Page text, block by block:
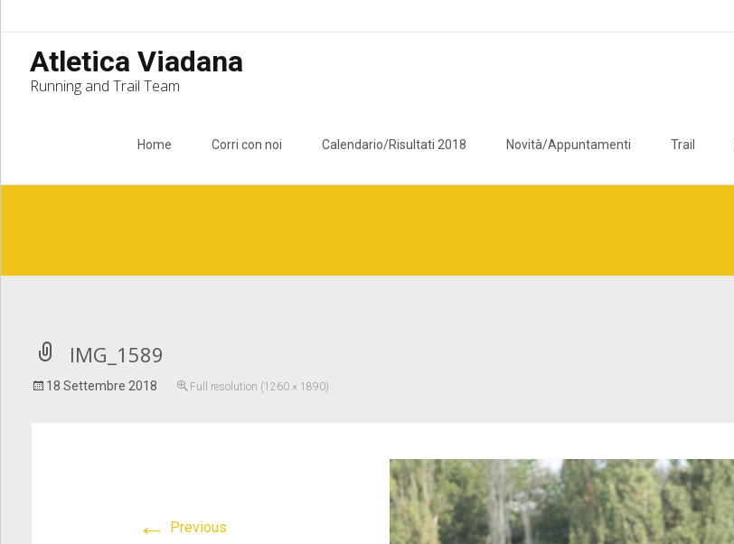
Atletica Viadana
Running and Trail Team
Home Corri con noi Calendario/Risultati 2018 Novità/Appuntamenti Trail
IMG_1589
18 Settembre 2018 Full resolution (1260 × 1890)
← Previous